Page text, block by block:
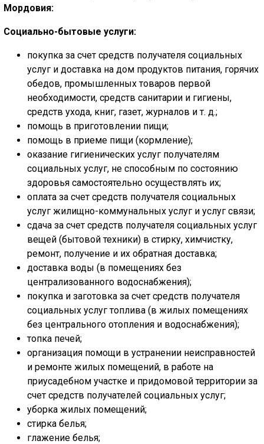
Настройки по умолчанию
Настройки по умолчанию
Мордовия:
Социально-бытовые услуги:
покупка за счет средств получателя социальных
услуг и доставка на дом продуктов питания, горячих
обедов, промышленных товаров первой
необходимости, средств санитарии и гигиены,
средств ухода, книг, газет, журналов и т. д.;
помощь в приготовлении пищи;
помощь в приеме пищи (кормление);
оказание гигиенических услуг получателям
социальных услуг, не способным по состоянию
здоровья самостоятельно осуществлять их;
оплата за счет средств получателя социальных
услуг жилищно-коммунальных услуг и услуг связи;
сдача за счет средств получателя социальных услуг
вещей (бытовой техники) в стирку, химчистку,
ремонт, получение и их обратная доставка;
доставка воды (в помещениях без
централизованного водоснабжения);
покупка и заготовка за счет средств получателя
социальных услуг топлива (в жилых помещениях
без центрального отопления и водоснабжения);
топка печей;
организация помощи в устранении неисправностей
и ремонте жилых помещений, в работе на
приусадебном участке и придомовой территории за
счет средств получателей социальных услуг;
уборка жилых помещений;
стирка белья;
глажение белья;